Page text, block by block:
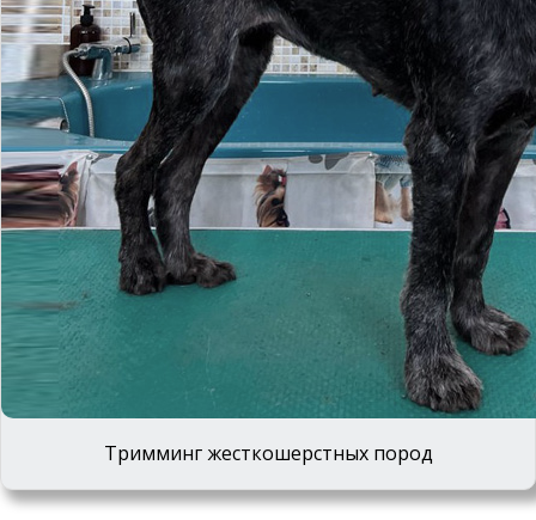
Тримминг жесткошерстных пород